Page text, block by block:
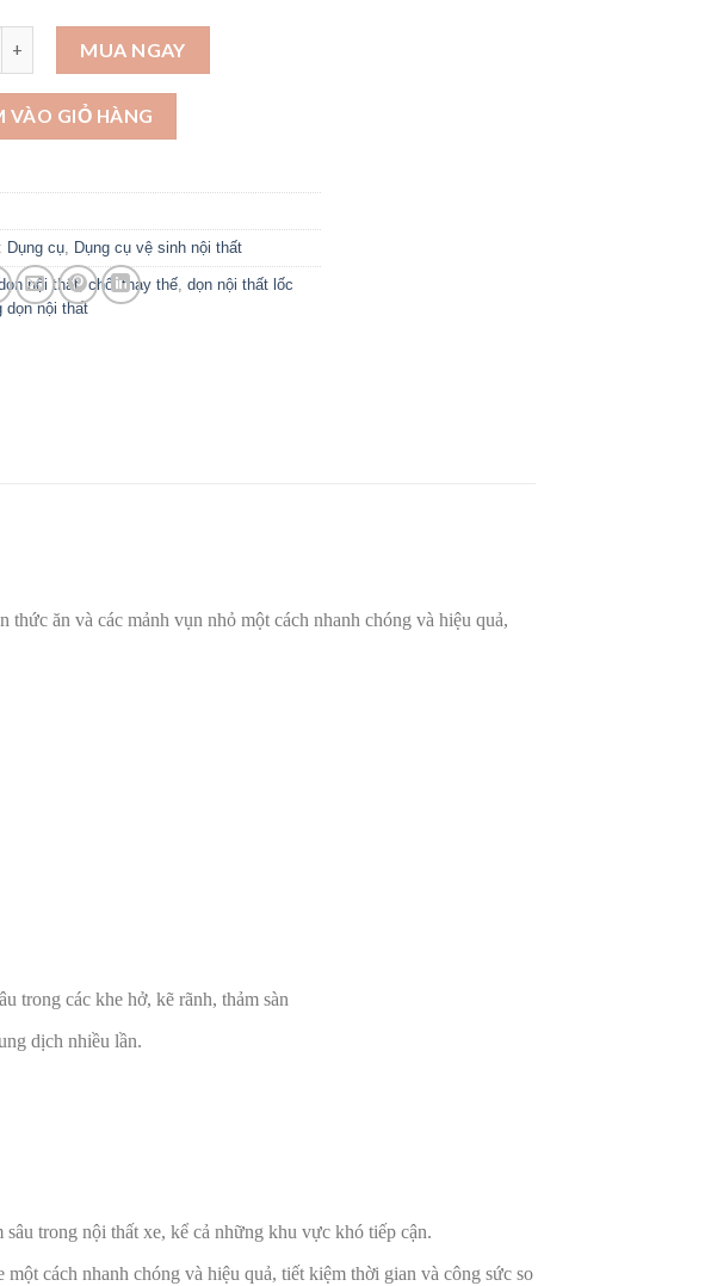
MUA NGAY
VÀO GIỎ HÀNG
Dụng cụ, Dụng cụ vệ sinh nội thất
nội thất,chổi thay thế, dọn nội thất lốc
dọn nội thất
ăn và các mảnh vụn nhỏ một cách nhanh chóng và hiệu quả,
trong các khe hở, kẽ rãnh, thảm sàn
dịch nhiều lần.
trong nội thất xe, kể cả những khu vực khó tiếp cận.
cách nhanh chóng và hiệu quả, tiết kiệm thời gian và công sức so